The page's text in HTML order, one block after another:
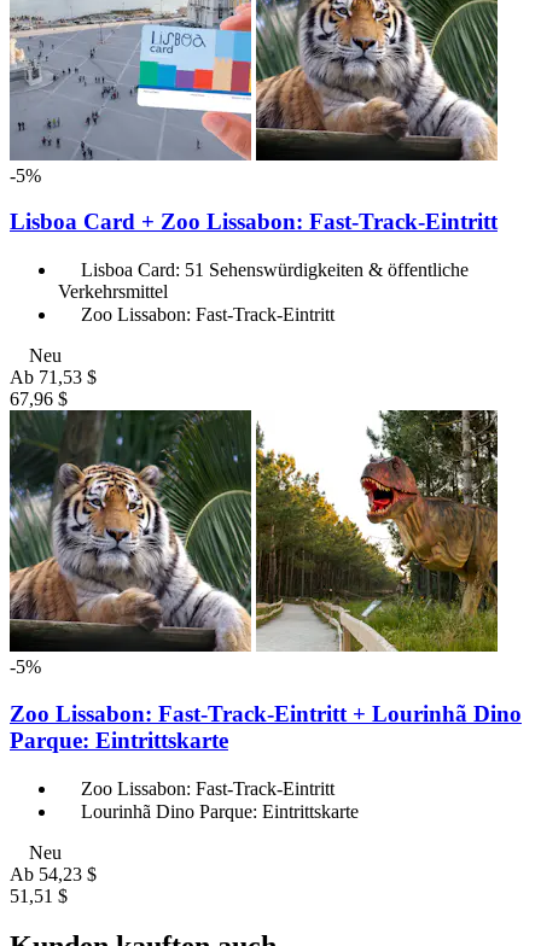
-5%
Lisboa Card + Zoo Lissabon: Fast-Track-Eintritt
Lisboa Card: 51 Sehenswürdigkeiten & öffentliche
Verkehrsmittel
Zoo Lissabon: Fast-Track-Eintritt
Neu
Ab 71,53 $
67,96 $
-5%
Zoo Lissabon: Fast-Track-Eintritt + Lourinhã Dino
Parque: Eintrittskarte
Zoo Lissabon: Fast-Track-Eintritt
Lourinhã Dino Parque: Eintrittskarte
Neu
Ab 54,23 $
51,51 $